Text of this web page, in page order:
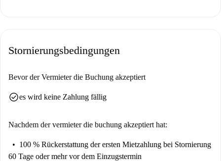
Stornierungsbedingungen
Bevor der Vermieter die Buchung akzeptiert
check_circlees wird keine Zahlung fällig
Nachdem der vermieter die buchung akzeptiert hat:
100 % Rückerstattung der ersten Mietzahlung bei Stornierung
60 Tage oder mehr vor dem Einzugstermin